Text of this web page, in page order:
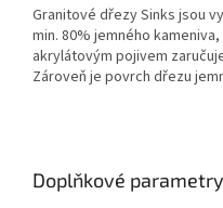
Granitové dřezy Sinks jsou
min. 80% jemného
akrylátovým pojivem
Zároveň je povrch dřezu
Doplňkové parametry